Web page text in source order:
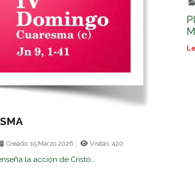
Creado: 15 Marzo 2026 Visitas: 420
la acción de Cristo...